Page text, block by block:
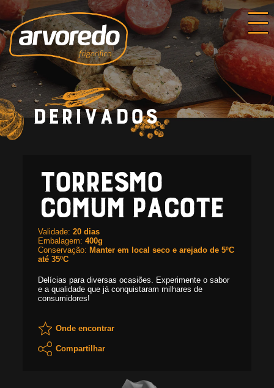
Derivados
Torresmo
Comum Pacote
Validade:20 dias
Embalagem:400g
Conservação: Manter em local seco e arejado de 5ºC
até 35ºC
Delícias para diversas ocasiões. Experimente o sabor
e a qualidade que já conquistaram milhares de
consumidores!
Onde encontrar
Compartilhar